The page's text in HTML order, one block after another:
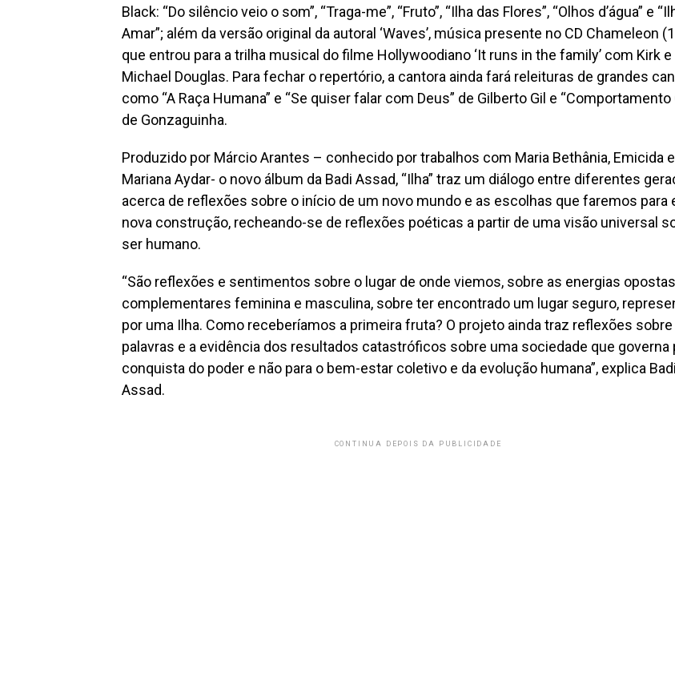
Black: “Do silêncio veio o som”, “Traga-me”, “Fruto”, “Ilha das Flores”, “Olhos d’água” e
Amar”; além da versão original da autoral ‘Waves’, música presente no CD Chameleon
que entrou para a trilha musical do filme Hollywoodiano ‘It runs in the family’ com Kirk e
Michael Douglas. Para fechar o repertório, a cantora ainda fará releituras de grandes
como “A Raça Humana” e “Se quiser falar com Deus” de Gilberto Gil e “Comportamento
de Gonzaguinha.
Produzido por Márcio Arantes – conhecido por trabalhos com Maria Bethânia, Emicida e
Mariana Aydar- o novo álbum da Badi Assad, “Ilha” traz um diálogo entre diferentes
acerca de reflexões sobre o início de um novo mundo e as escolhas que faremos para
nova construção, recheando-se de reflexões poéticas a partir de uma visão universal
ser humano.
“São reflexões e sentimentos sobre o lugar de onde viemos, sobre as energias
complementares feminina e masculina, sobre ter encontrado um lugar seguro,
por uma Ilha. Como receberíamos a primeira fruta? O projeto ainda traz reflexões sobre
palavras e a evidência dos resultados catastróficos sobre uma sociedade que governa
conquista do poder e não para o bem-estar coletivo e da evolução humana”, explica Badi
Assad.
CONTINUA DEPOIS DA PUBLICIDADE